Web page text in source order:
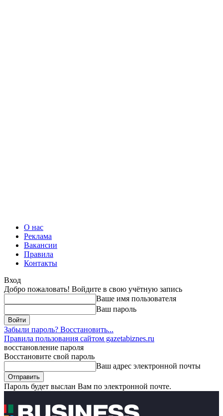
О нас
Реклама
Вакансии
Правила
Контакты
Вход
Добро пожаловать! Войдите в свою учётную запись
Ваше имя пользователя
Ваш пароль
Забыли пароль? Восстановить...
Правила пользования сайтом gazetabiznes.ru
восстановление пароля
Восстановите свой пароль
Ваш адрес электронной почты
Пароль будет выслан Вам по электронной почте.